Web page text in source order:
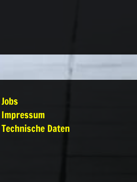
Jobs
Impressum
Technische Daten